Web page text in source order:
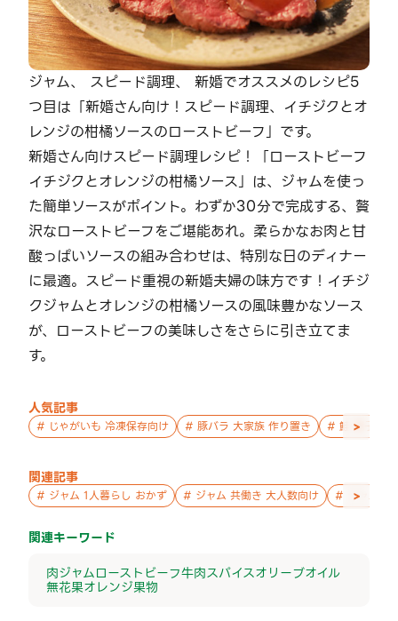
ジャム、 スピード調理、 新婚でオススメのレシピ5
つ目は「新婚さん向け！スピード調理、イチジクとオ
レンジの柑橘ソースのローストビーフ」です。
新婚さん向けスピード調理レシピ！「ローストビーフ
イチジクとオレンジの柑橘ソース」は、ジャムを使っ
た簡単ソースがポイント。わずか30分で完成する、贅
沢なローストビーフをご堪能あれ。柔らかなお肉と甘
酸っぱいソースの組み合わせは、特別な日のディナー
に最適。スピード重視の新婚夫婦の味方です！イチジ
クジャムとオレンジの柑橘ソースの風味豊かなソース
が、ローストビーフの美味しさをさらに引き立てま
す。
人気記事
# じゃがいも 冷凍保存向け # 豚バラ 大家族 作り置き # 鮭 親子 作
>
関連記事
# ジャム 1人暮らし おかず # ジャム 共働き 大人数向け # ジャム
>
関連キーワード
肉ジャムローストビーフ牛肉スパイスオリーブオイル
無花果オレンジ果物